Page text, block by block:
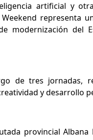
artificial y
representa
modernización del
de tres jornadas,
y desarrollo
provincial